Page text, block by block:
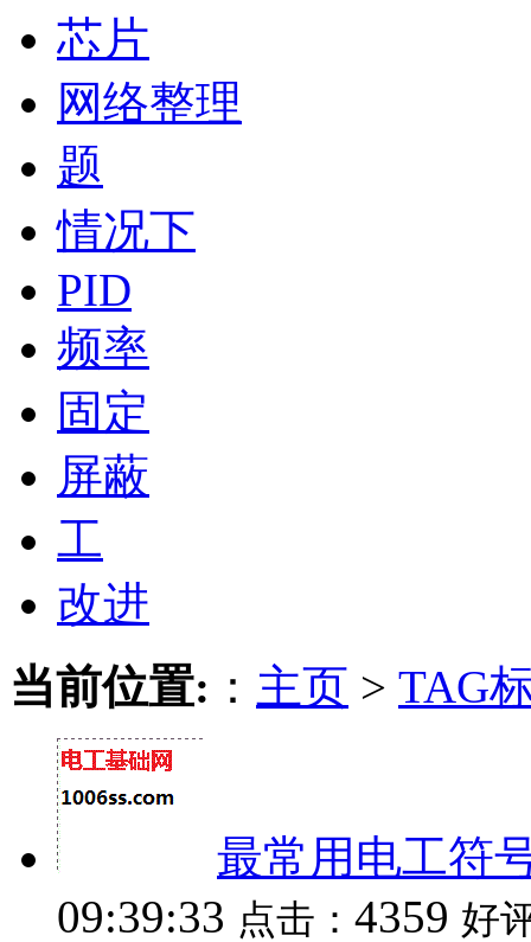
芯片
网络整理
题
情况下
PID
频率
固定
屏蔽
工
改进
当前位置: ： 主页 > TAG
最常用电工符
09:39:33 点击： 4359 好